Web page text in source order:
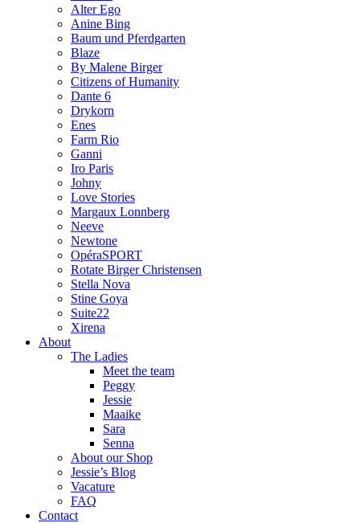
Alter Ego
Anine Bing
Baum und Pferdgarten
Blaze
By Malene Birger
Citizens of Humanity
Dante 6
Drykorn
Enes
Farm Rio
Ganni
Iro Paris
Johny
Love Stories
Margaux Lonnberg
Neeve
Newtone
OpéraSPORT
Rotate Birger Christensen
Stella Nova
Stine Goya
Suite22
Xirena
About
The Ladies
Meet the team
Peggy
Jessie
Maaike
Sara
Senna
About our Shop
Jessie’s Blog
Vacature
FAQ
Contact